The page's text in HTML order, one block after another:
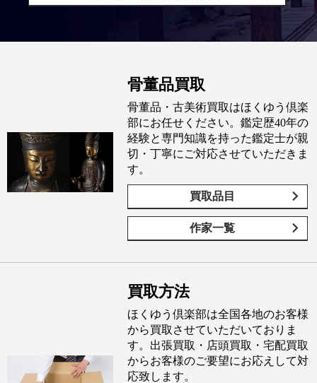
骨董品買取
骨董品・古美術買取はほくゆう倶楽
部にお任せください。鑑定歴40年の
経験と専門知識を持った鑑定士が親
切・丁寧にご対応させていただきま
す。
買取品目
作家一覧
買取方法
ほくゆう倶楽部は全国各地のお客様
から買取させていただいておりま
す。出張買取・店頭買取・宅配買取
からお客様のご要望にお応えして対
応致します。